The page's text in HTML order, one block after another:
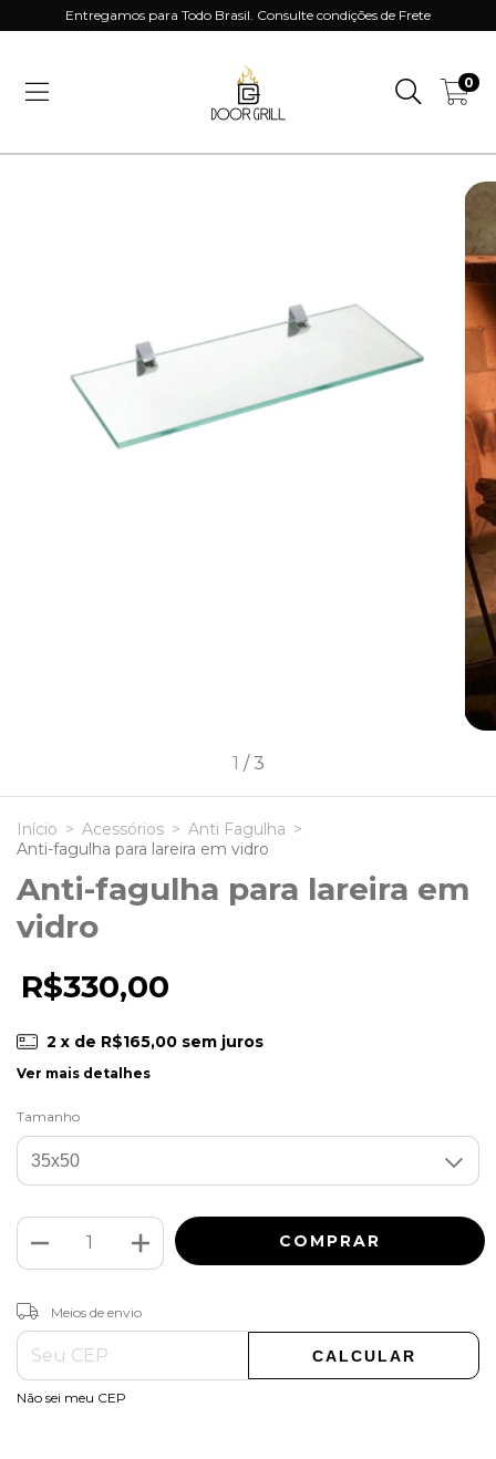
Entregamos para Todo Brasil. Consulte condições de Frete
0
1 /3
Início > Acessórios > Anti Fagulha >
Anti-fagulha para lareira em vidro
Anti-fagulha para lareira em
vidro
R$330,00
2 x de R$165,00 sem juros
Ver mais detalhes
Tamanho
Entregas para o CEP:
Meios de envio
CALCULAR
Não sei meu CEP